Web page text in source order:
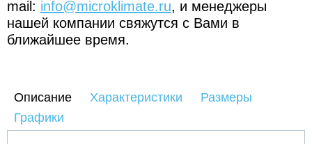
mail: info@microklimate.ru, и менеджеры
нашей компании свяжутся с Вами в
ближайшее время.
Описание Характеристики
Размеры
Графики